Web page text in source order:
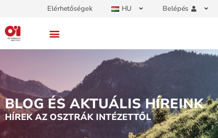
Elérhetőségek HU Belépés
BLOG ÉS AKTUÁLIS HÍREINK
HÍREK AZ OSZTRÁK INTÉZETTŐL